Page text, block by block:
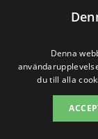
Få 3Denna
du till alla